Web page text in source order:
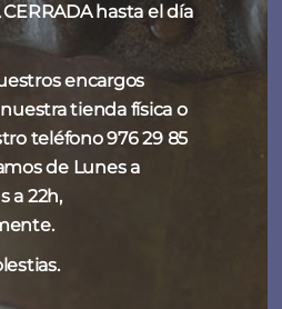
hasta el día
encargos
tienda física o
teléfono 976 29 85
de Lunes a
a 22h,